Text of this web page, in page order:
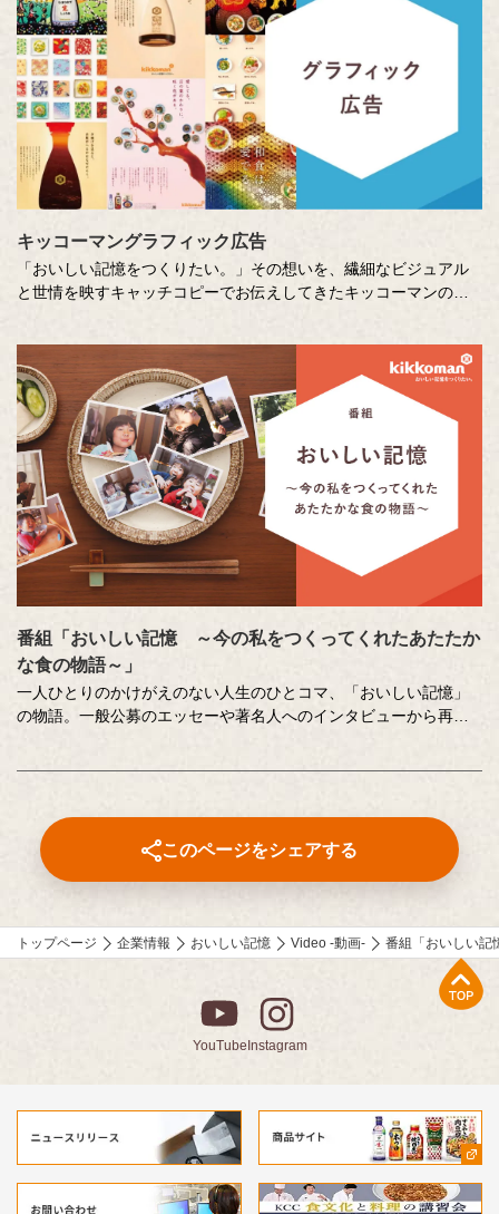
をつづった、歴代の受賞作品をご紹介します。
キッコーマングラフィック広告
「おいしい記憶をつくりたい。」その想いを、繊細なビジュアル
と世情を映すキャッチコピーでお伝えしてきたキッコーマンの企
品について、寄せてくださったコメントも紹介しています。
番組「おいしい記憶 ～今の私をつくってくれたあたたか
な食の物語～」
一人ひとりのかけがえのない人生のひとコマ、「おいしい記憶」
の物語。一般公募のエッセーや著名人へのインタビューから再現
ただけます。
⚫︎「伝えたい和食の技法」
近茶流嗣家（現 宗家）、博士（醸造学）、テレビ番組の料理監修
しくなる技をご紹介。
⚫︎「作家 山本一力さんが語る『おいしい記憶』」
直木賞作家で、「あなたの『おいしい記憶』をおしえてくださ
い。」エッセーコンテスト審査員の山本一力さんが、受賞作品の
読みどころなどを自ら語ります。
このページをシェアする
トップページ 企業情報 おいしい記憶 Video -動画- 番組「おいしい記
YouTube Instagram